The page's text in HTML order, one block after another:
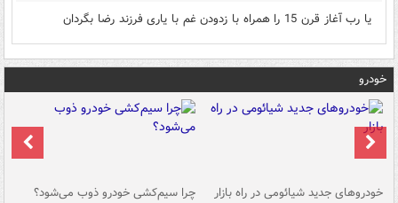
یا رب آغاز قرن 15 را همراه با زدودن غم با یاری فرزند رضا بگردان
خودرو
خودروهای جدید شیائومی در راه بازار چرا سیم‌کشی خودرو ذوب می‌شود؟